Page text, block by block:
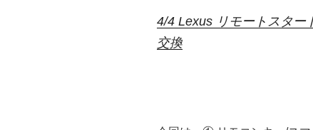
4/4 Lexus リモートスター
交換